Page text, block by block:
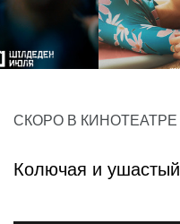
СКОРО В КИНОТЕАТРЕ
Колючая и ушастый